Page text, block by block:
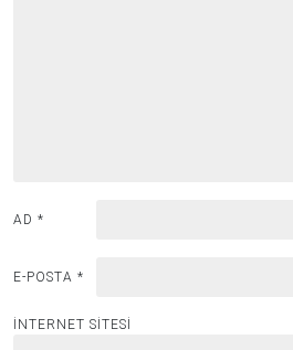
AD *
E-POSTA *
İNTERNET SITESI